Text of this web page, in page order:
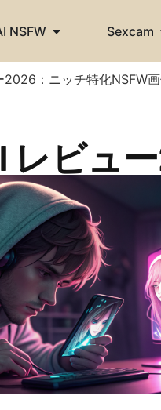
NSFW Sexcam
：ニッチ特化NSFW
レビュ